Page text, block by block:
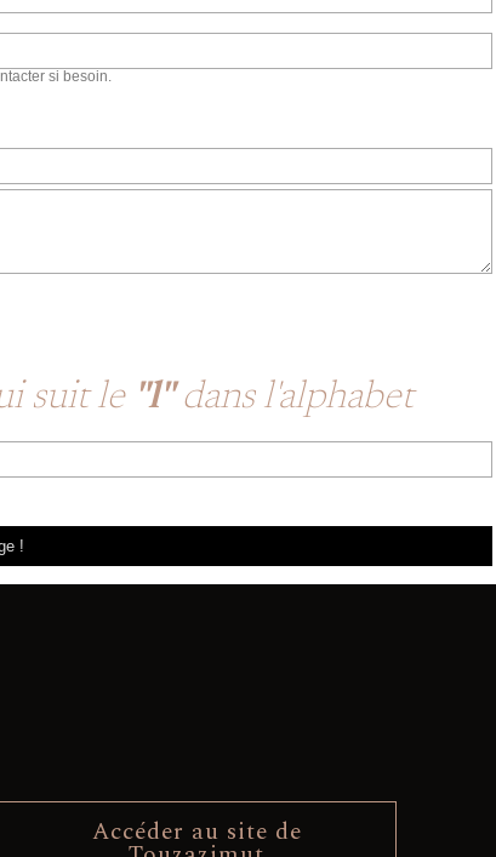
si besoin.
suit le "l"dans l'alphabet
Accéder au site de